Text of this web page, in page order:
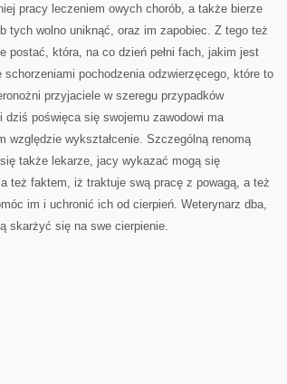
pracy leczeniem owych chorób, a także bierze
tych wolno uniknąć, oraz im zapobiec. Z tego też
postać, która, na co dzień pełni fach, jakim jest
pochodzenia odzwierzęcego, które to
przyjaciele w szeregu przypadków
poświęca się swojemu zawodowi ma
względzie wykształcenie. Szczególną renomą
także lekarze, jacy wykazać mogą się
też faktem, iż traktuje swą pracę z powagą, a też
im i uchronić ich od cierpień. Weterynarz dba,
skarżyć się na swe cierpienie.